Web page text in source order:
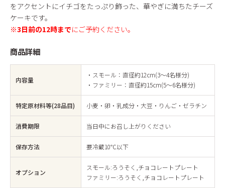
をアクセントにイチゴをたっぷり飾った、華やぎに満ちたチーズ
ケーキです。
※3日前の12時までにご予約ください。
商品詳細
内容量
・スモール：直径約12cm(3～4名様分)
・ファミリー：直径約15cm(5～6名様分)
特定原材料等(28品目) 小麦・卵・乳成分・大豆・りんご・ゼラチン
消費期限 当日中にお召し上がりください
保存方法 要冷蔵10℃以下
オプション
スモール:ろうそく,チョコレートプレート
ファミリー:ろうそく,チョコレートプレート